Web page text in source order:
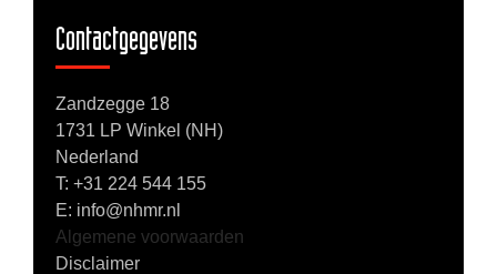
Contactgegevens
Zandzegge 18
1731 LP Winkel (NH)
Nederland
T: +31 224 544 155
E: info@nhmr.nl
Algemene voorwaarden
Disclaimer